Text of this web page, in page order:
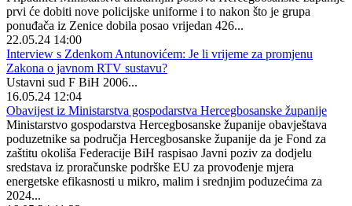
prvi će dobiti nove policijske uniforme i to nakon što je grupa
ponuđača iz Zenice dobila posao vrijedan 426...
22.05.24 14:00
Interview s Zdenkom Antunovićem: Je li vrijeme za promjenu
Zakona o javnom RTV sustavu?
Ustavni sud F BiH 2006...
16.05.24 12:04
Obavijest iz Ministarstva gospodarstva Hercegbosanske županije
Ministarstvo gospodarstva Hercegbosanske županije obavještava
poduzetnike sa područja Hercegbosanske županije da je Fond za
zaštitu okoliša Federacije BiH raspisao Javni poziv za dodjelu
sredstava iz proračunske podrške EU za provođenje mjera
energetske efikasnosti u mikro, malim i srednjim poduzećima za
2024...